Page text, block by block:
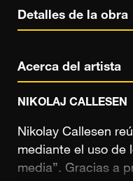
Detalles de la obra
Acerca del artista
NIKOLAJ CALLESEN
Nikolay Callesen
mediante el uso de
media”. Gracias a